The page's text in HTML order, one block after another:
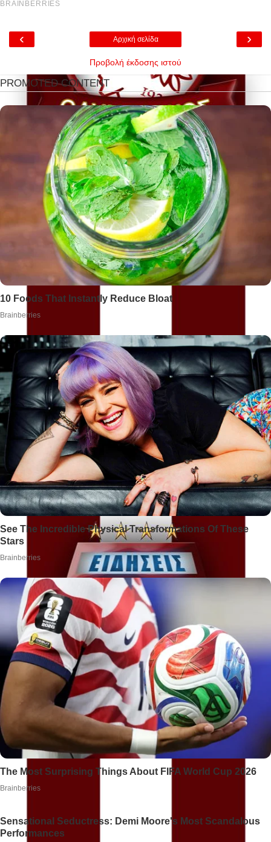
‹ ›
Αρχική σελίδα
Προβολή έκδοσης ιστού